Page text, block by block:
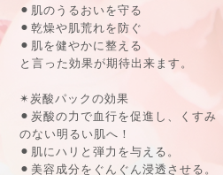
⚫ 肌のうるおいを守る
⚫ 乾燥や肌荒れを防ぐ
⚫ 肌を健やかに整える
と言った効果が期待出来ます。
✴︎ 炭酸パックの効果
⚫ 炭酸の力で血行を促進し、くすみ
のない明るい肌へ！
⚫ 肌にハリと弾力を与える。
⚫ 美容成分をぐんぐん浸透させる。